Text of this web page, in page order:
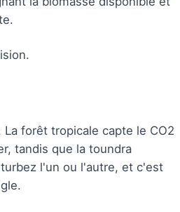
La forêt tropicale capte le CO2
tandis que la toundra
l'un ou l'autre, et c'est